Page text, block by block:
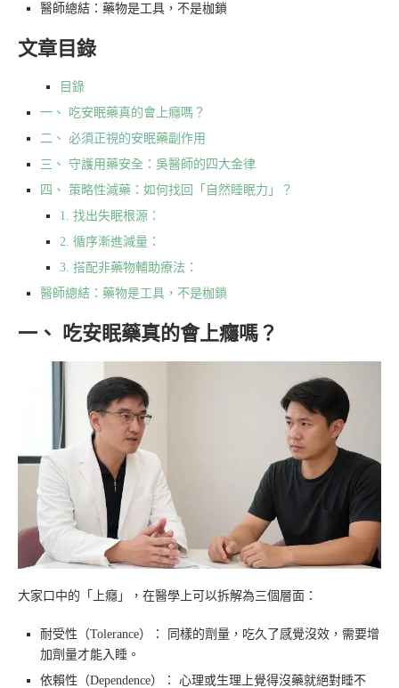
醫師總結：藥物是工具，不是枷鎖
文章目錄
目錄
一、 吃安眠藥真的會上癮嗎？
二、 必須正視的安眠藥副作用
三、 守護用藥安全：吳醫師的四大金律
四、 策略性減藥：如何找回「自然睡眠力」？
1. 找出失眠根源：
2. 循序漸進減量：
3. 搭配非藥物輔助療法：
醫師總結：藥物是工具，不是枷鎖
一、 吃安眠藥真的會上癮嗎？
大家口中的「上癮」，在醫學上可以拆解為三個層面：
耐受性（Tolerance）： 同樣的劑量，吃久了感覺沒效，需要增
加劑量才能入睡。
依賴性（Dependence）： 心理或生理上覺得沒藥就絕對睡不